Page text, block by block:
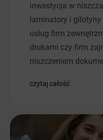
inwestycja w
laminatory i
usług firm
drukarni czy firm
niszczeniem
czytaj całość